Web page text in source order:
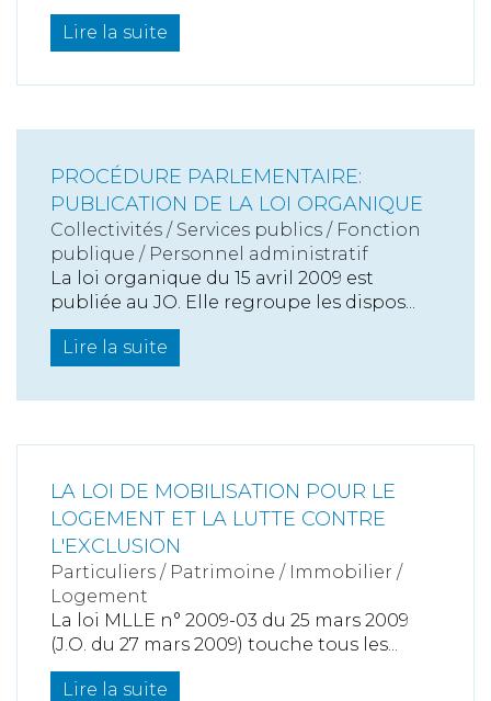
Lire la suite
PROCÉDURE PARLEMENTAIRE:
PUBLICATION DE LA LOI ORGANIQUE
Collectivités / Services publics / Fonction
publique / Personnel administratif
La loi organique du 15 avril 2009 est
publiée au JO. Elle regroupe les dispos...
Lire la suite
LA LOI DE MOBILISATION POUR LE
LOGEMENT ET LA LUTTE CONTRE
L'EXCLUSION
Particuliers / Patrimoine / Immobilier /
Logement
La loi MLLE n° 2009-03 du 25 mars 2009
(J.O. du 27 mars 2009) touche tous les...
Lire la suite